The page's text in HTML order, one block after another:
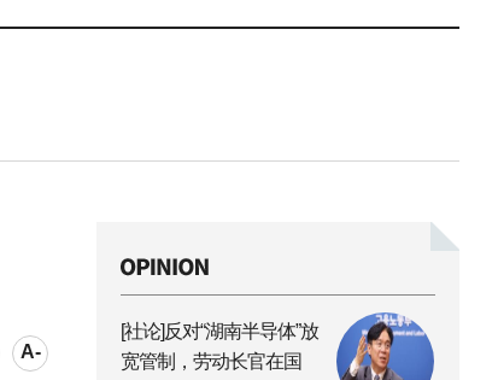
A-
[社论]反对“湖南半导体”放
宽管制，劳动长官在国